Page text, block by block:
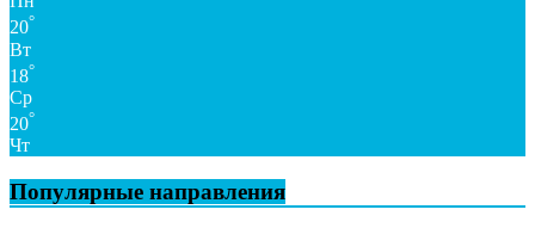
20°
Вт
18°
Ср
20°
Чт
Популярные направления